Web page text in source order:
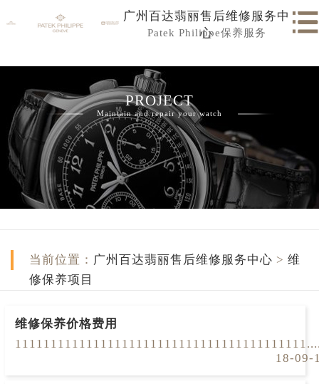
广州百达翡丽售后维修服务中
心
Patek Philippe保养服务
PROJECT
Maintain and repair your watch
当前位置： 广州百达翡丽售后维修服务中心 > 维
修保养项目
维修保养价格费用
18-09-